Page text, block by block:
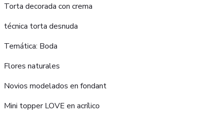
Torta decorada con crema
técnica torta desnuda
Temática: Boda
Flores naturales
Novios modelados en fondant
Mini topper LOVE en acrílico